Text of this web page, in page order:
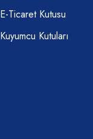
E-Ticaret Kutusu
Kuyumcu Kutuları